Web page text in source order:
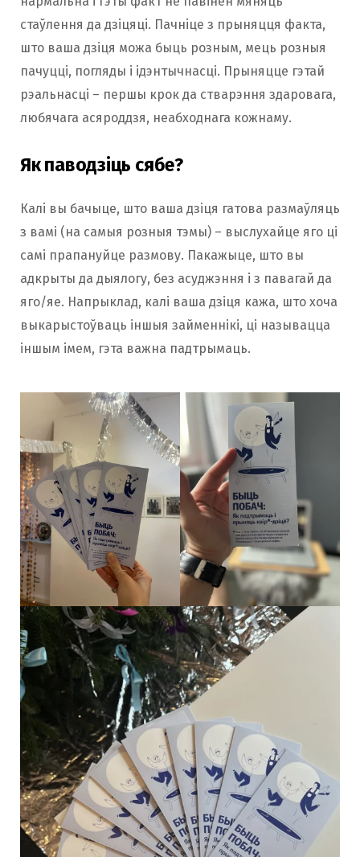
стаўлення да дзіцяці. Пачніце з прыняцця факта,
што ваша дзіця можа быць розным, мець розныя
пачуцці, погляды і ідэнтычнасці. Прыняцце гэтай
рэальнасці – першы крок да стварэння здаровага,
любячага асяроддзя, неабходнага кожнаму.
Як паводзіць сябе?
Калі вы бачыце, што ваша дзіця гатова размаўляць
з вамі (на самыя розныя тэмы) – выслухайце яго ці
самі прапануйце размову. Пакажыце, што вы
адкрыты да дыялогу, без асуджэння і з павагай да
яго/яе. Напрыклад, калі ваша дзіця кажа, што хоча
выкарыстоўваць іншыя займеннікі, ці называцца
іншым імем, гэта важна падтрымаць.